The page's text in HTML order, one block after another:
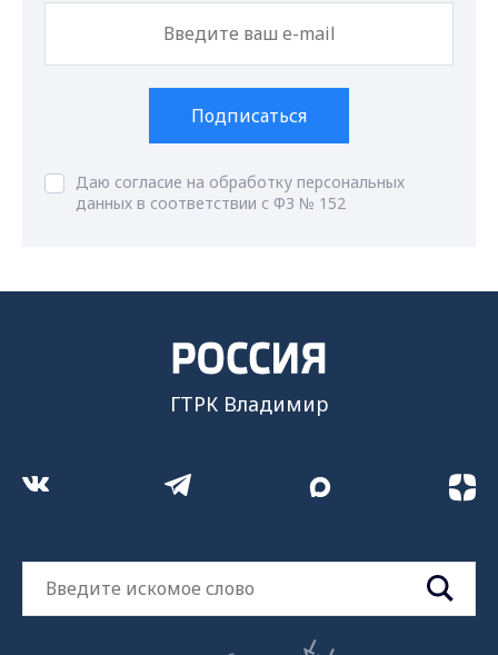
Подписаться
Даю согласие на обработку персональных
данных в соответствии с ФЗ № 152
ГТРК Владимир